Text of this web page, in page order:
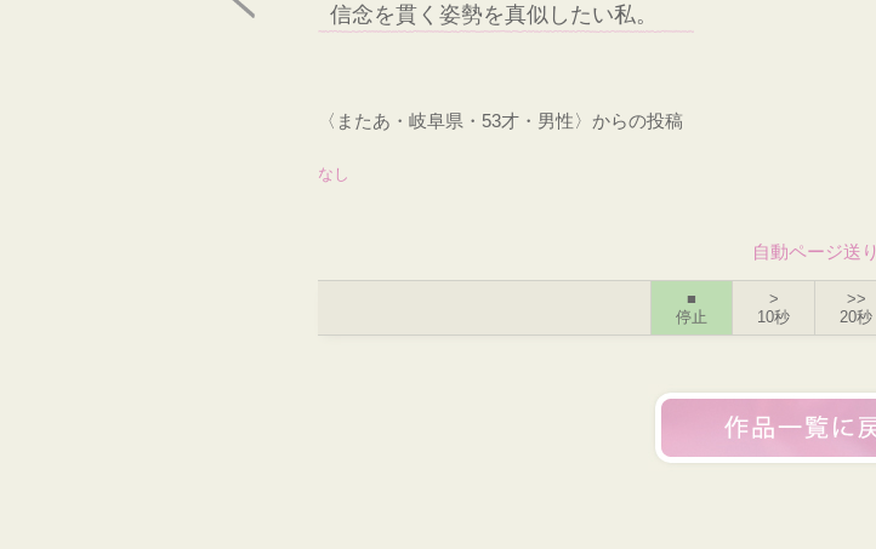
信念を貫く姿勢を真似したい私。
〈またあ・岐阜県・53才・男性〉からの投稿
なし
自動ページ送り
■
停止
>
10秒
>>
20秒